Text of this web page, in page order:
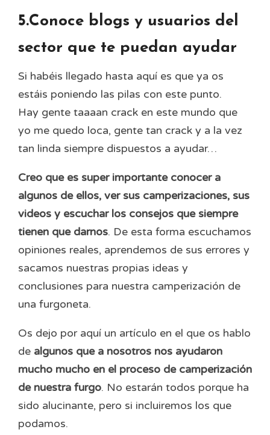
5.Conoce blogs y usuarios del
sector que te puedan ayudar
Si habéis llegado hasta aquí es que ya os
estáis poniendo las pilas con este punto.
Hay gente taaaan crack en este mundo que
yo me quedo loca, gente tan crack y a la vez
tan linda siempre dispuestos a ayudar…
Creo que es super importante conocer a
algunos de ellos, ver sus camperizaciones, sus
videos y escuchar los consejos que siempre
tienen que darnos. De esta forma escuchamos
opiniones reales, aprendemos de sus errores y
sacamos nuestras propias ideas y
conclusiones para nuestra camperización de
una furgoneta.
Os dejo por aquí un artículo en el que os hablo
de algunos que a nosotros nos ayudaron
mucho mucho en el proceso de camperización
de nuestra furgo. No estarán todos porque ha
sido alucinante, pero si incluiremos los que
podamos.